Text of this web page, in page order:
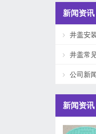
新闻资讯
井盖安
井盖常
公司新
新闻资讯